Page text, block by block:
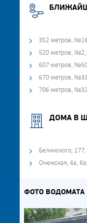
352 метров,
520 метров, №2,
607 метров,
670 метров,
706 метров,
ДОМА В
Белинского,
Онежская, 4а,
ФОТО ВОДОМАТА